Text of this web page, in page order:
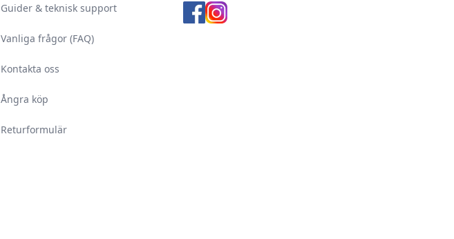
Guider & teknisk support
Vanliga frågor (FAQ)
Kontakta oss
Ångra köp
Returformulär